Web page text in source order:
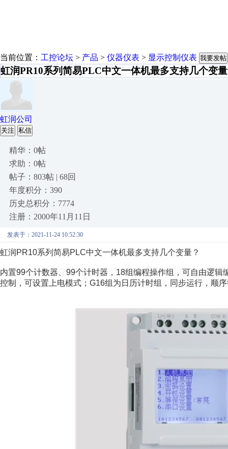
当前位置： 工控论坛 > 产品 > 仪器仪表 > 显示控制仪表 我要发帖
虹润PR10系列简易PLC中文一体机最多支持几个变
虹润公司
关注 私信
精华：0帖
求助：0帖
帖子：803帖 | 68回
年度积分：390
历史总积分：7774
注册：2000年11月11日
发表于：2021-11-24 10:52:30
虹润PR10系列简易PLC中文一体机最多支持几个变量？
内置99个计数器、99个计时器，18组编程操作组，可自由逻
控制，可设置上电模式；G16组为日历计时组，同步运行，顺